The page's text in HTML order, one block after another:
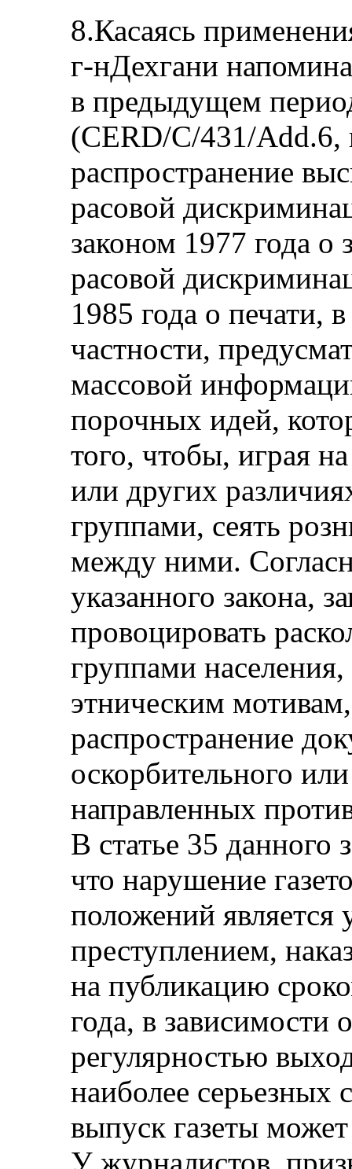
8.Касаясь
г‑нДехгани
в предыдущем
(CERD/C/431/Add.6,
распространение
расовой
законом 1977 года
расовой
1985 года о печати,
частности,
массовой
порочных идей,
того, чтобы, играя
или других
группами, сеять
между ними.
указанного закона,
провоцировать
группами
этническим
распространение
оскорбительного
направленных
В статье 35 данного
что нарушение
положений является
преступлением,
на публикацию
года, в зависимости
регулярностью
наиболее серьезных
выпуск газеты